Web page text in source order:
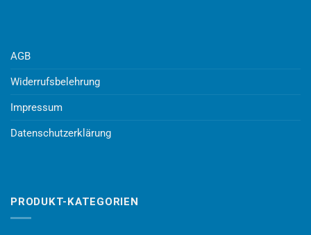
AGB
Widerrufsbelehrung
Impressum
Datenschutzerklärung
PRODUKT-KATEGORIEN